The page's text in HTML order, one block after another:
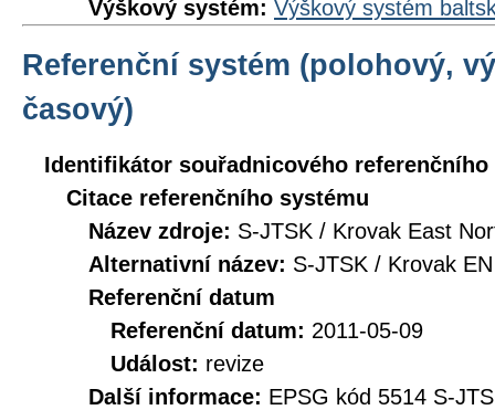
Výškový systém: Výškový systém
Referenční systém (polohový,
časový)
Identifikátor souřadnicového referenčního
Citace referenčního systému
Název zdroje: S-JTSK / Krovak East
Alternativní název: S-JTSK / Krovak EN
Referenční datum
Referenční datum: 2011-05-09
Událost: revize
Další informace: EPSG kód 5514 S-